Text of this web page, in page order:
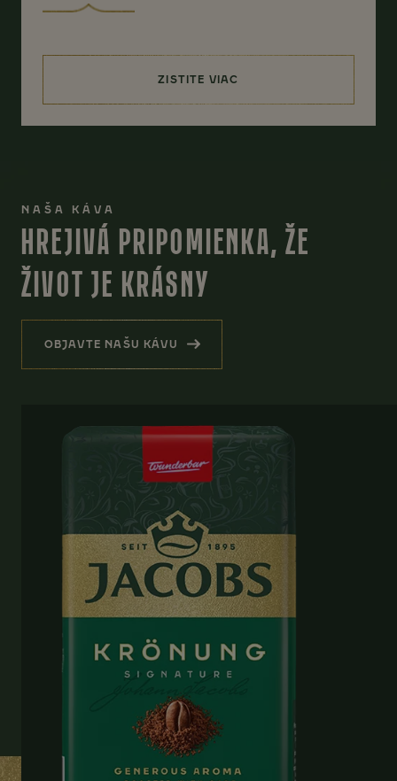
ZISTITE VIAC
NAŠA KÁVA
HREJIVÁ PRIPOMIENKA, ŽE
ŽIVOT JE KRÁSNY
OBJAVTE NAŠU KÁVU